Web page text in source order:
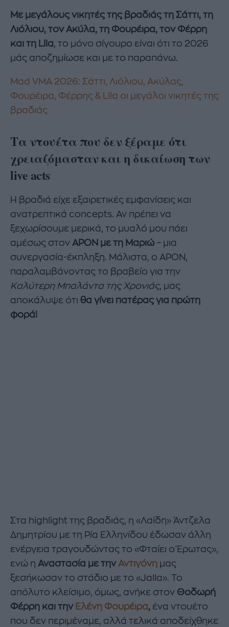
Με μεγάλους νικητές της βραδιάς τη Σάττι, τη
Λιόλιου, τον Ακύλα, τη Φουρέιρα, τον Φέρρη
και τη Lila, το μόνο σίγουρο είναι ότι το 2026
μάς αποζημίωσε και με το παραπάνω.
Mad VMA 2026: Σάττι, Λιόλιου, Ακύλας,
Φουρέιρα, Φέρρης & Lila οι μεγάλοι νικητές της
βραδιάς
Τα ντουέτα που δεν ξέραμε ότι
χρειαζόμασταν και η δικαίωση των
live acts
Η βραδιά είχε εξαιρετικές εμφανίσεις και
ανατρεπτικά concepts. Αν πρέπει να
ξεχωρίσουμε μερικά, το μυαλό μου πάει
αμέσως στον APON με τη Μαριώ – μια
συνεργασία-έκπληξη. Μάλιστα, ο APON,
παραλαμβάνοντας το βραβείο για την
Καλύτερη Μπαλάντα της Χρονιάς, μας
αποκάλυψε ότι θα γίνει πατέρας για πρώτη
φορά!
Στα highlight της βραδιάς, η «Λαίδη» Άντζελα
Δημητρίου με τη Ρία Ελληνίδου έδωσαν άλλη
ενέργεια τραγουδώντας το «Φταίει ο Έρωτας»,
ενώ η Αναστασία με τηνΑντιγόνη μας
ξεσήκωσαν το στάδιο με το «Jalla». Το
απόλυτο κλείσιμο, όμως, ανήκε στον Θοδωρή
Φέρρη και την Ελένη Φουρέιρα, ένα ντουέτο
που δεν περιμέναμε, αλλά τελικά αποδείχθηκε